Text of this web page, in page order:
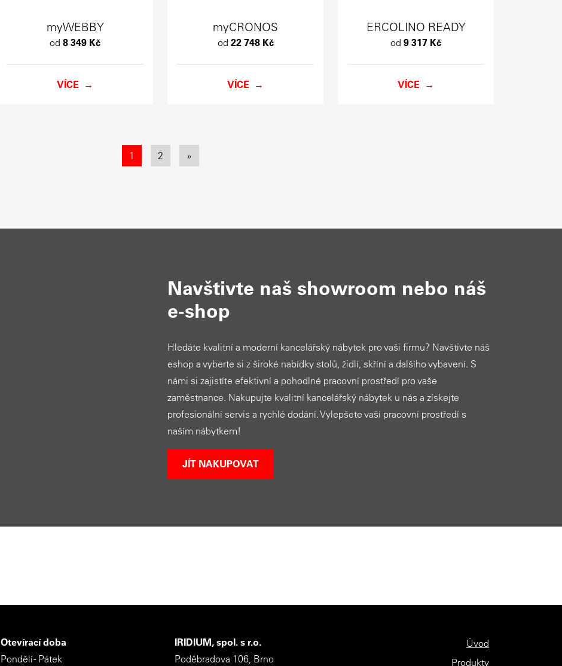
myWEBBY
od 8 349 Kč
VÍCE
myCRONOS
od 22 748 Kč
VÍCE
ERCOLINO READY
od 9 317 Kč
VÍCE
1 2 »
Navštivte naš showroom nebo náš
e-shop
Hledáte kvalitní a moderní kancelářský nábytek pro vaši firmu? Navštivte náš
eshop a vyberte si z široké nabídky stolů, židlí, skříní a dalšího vybavení. S
námi si zajistíte efektivní a pohodlné pracovní prostředí pro vaše
zaměstnance. Nakupujte kvalitní kancelářský nábytek u nás a získejte
profesionální servis a rychlé dodání. Vylepšete vaší pracovní prostředí s
naším nábytkem!
JÍT NAKUPOVAT
Otevírací doba
Pondělí - Pátek
IRIDIUM, spol. s r.o.
Poděbradova 106, Brno
Úvod
Produkty